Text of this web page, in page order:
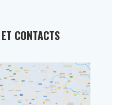
CONTACTS